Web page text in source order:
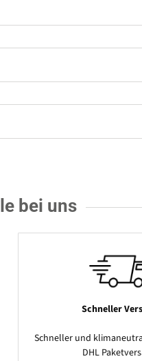
bei uns
Schneller
Schneller und
DHL